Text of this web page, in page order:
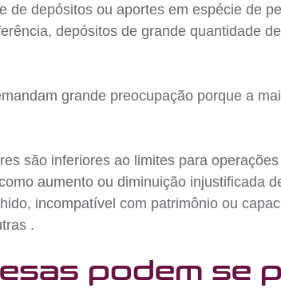
de depósitos ou aportes em espécie de
depósitos de grande quantidade
grande preocupação porque a
são inferiores ao limites para
aumento ou diminuição injustificada
incompatível com patrimônio ou
.
podem se